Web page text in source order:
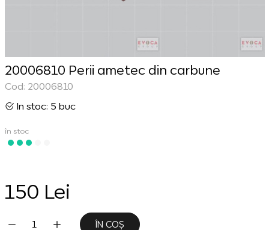
20006810 Perii ametec din carbune
Cod: 20006810
In stoc: 5 buc
în stoc
150 Lei
ÎN COȘ